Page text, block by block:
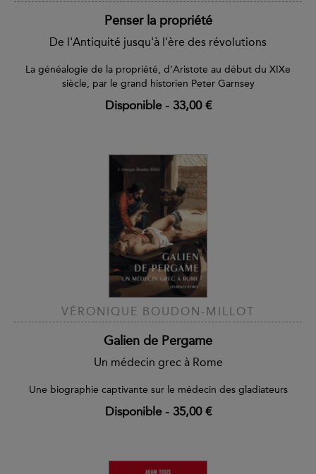
Penser la propriété
De l'Antiquité jusqu'à l'ère des révolutions
La généalogie de la propriété, d'Aristote au début du XIXe
siècle, par le grand historien Peter Garnsey
Disponible- 33,00 €
VÉRONIQUE BOUDON-MILLOT
Galien de Pergame
Un médecin grec à Rome
Une biographie captivante sur le médecin des gladiateurs
Disponible- 35,00 €